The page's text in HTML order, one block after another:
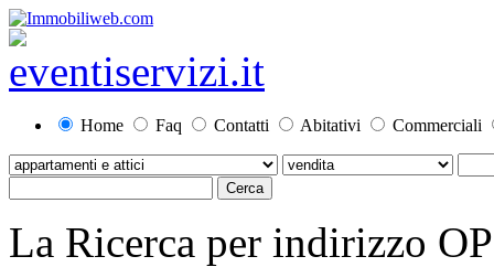
Home Faq Contatti Abitativi Commerciali
La Ricerca per indirizzo